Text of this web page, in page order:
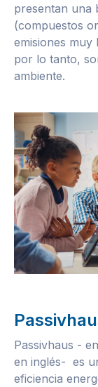
presentan una
(compuestos
emisiones muy
por lo tanto,
ambiente.
Passivhaus -
en inglés- es
eficiencia